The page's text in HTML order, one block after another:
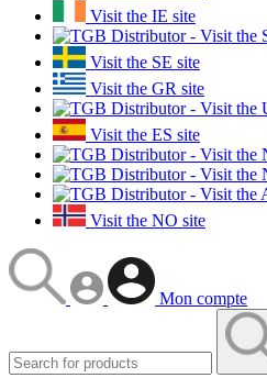
Visit the IE site
Visit the SE site
Visit the GR site
Visit the ES site
Visit the NO site
Mon compte